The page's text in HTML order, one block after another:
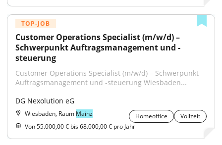
TOP-JOB
Customer Operations Specialist (m/w/d) –
Schwerpunkt Auftragsmanagement und -
steuerung
Customer Operations Specialist (m/w/d) – Schwerpunkt
Auftragsmanagement und -steuerung Wiesbaden...
DG Nexolution eG
Wiesbaden, Raum Mainz Homeoffice
Vollzeit
Von 55.000,00 € bis 68.000,00 € pro Jahr